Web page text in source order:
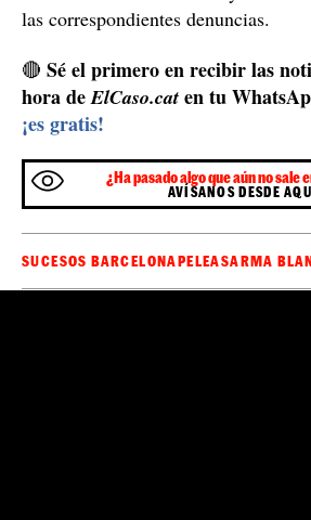
las correspondientes denuncias.
🔴 Sé el primero en recibir las
hora deElCaso.cat en tu
¡es gratis!
¿Ha pasado algo que aún no sale
AVÍSANOS DESDE
SUCESOS BARCELONAPELEASARMA